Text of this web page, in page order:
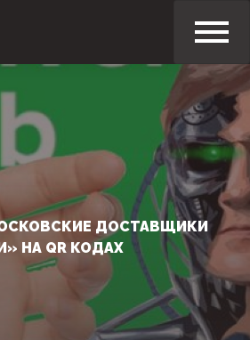
ДОСТАВЩИКИ
НА QR КОДАХ